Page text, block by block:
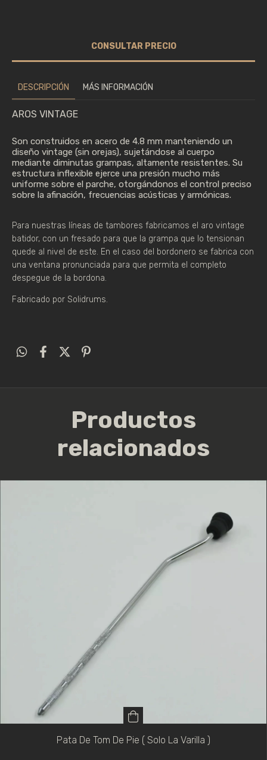
DESCRIPCIÓN MÁS INFORMACIÓN
AROS VINTAGE
Son construidos en acero de 4.8 mm manteniendo un
diseño vintage (sin orejas), sujetándose al cuerpo
mediante diminutas grampas, altamente resistentes. Su
estructura inflexible ejerce una presión mucho más
uniforme sobre el parche, otorgándonos el control preciso
sobre la afinación, frecuencias acústicas y armónicas.
Para nuestras líneas de tambores fabricamos el aro vintage
batidor, con un fresado para que la grampa que lo tensionan
quede al nivel de este. En el caso del bordonero se fabrica con
una ventana pronunciada para que permita el completo
despegue de la bordona.
Fabricado por Solidrums.
Productos
relacionados
Pata De Tom De Pie ( Solo La Varilla )